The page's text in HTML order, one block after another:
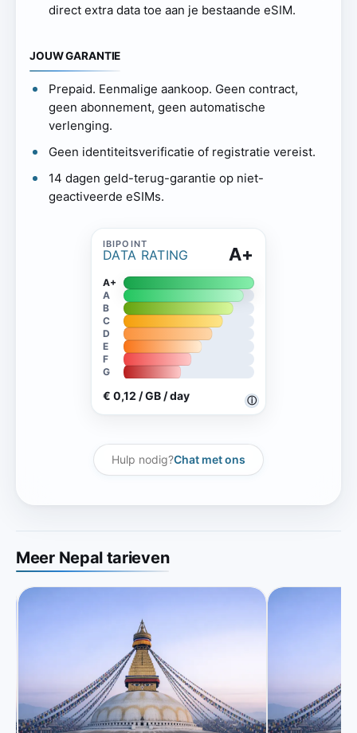
direct extra data toe aan je bestaande eSIM.
JOUW GARANTIE
Prepaid. Eenmalige aankoop. Geen contract,
geen abonnement, geen automatische
verlenging.
Geen identiteitsverificatie of registratie vereist.
14 dagen geld-terug-garantie op niet-
geactiveerde eSIMs.
DATA RATING
ⓘ
A+
A+
A
B
C
D
E
F
G
€ 0,12 / GB / day
Hulp nodig?Chat met ons
Meer Nepal tarieven